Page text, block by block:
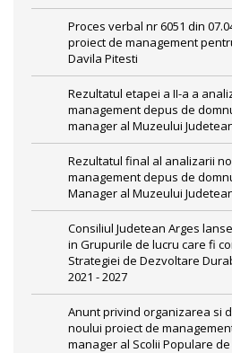
Proces verbal nr 6051 din
proiect de management
Davila Pitesti
Rezultatul etapei a II-a a
management depus de
manager al Muzeului
Rezultatul final al analizarii
management depus de
Manager al Muzeului
Consiliul Judetean Arges
in Grupurile de lucru care fi
Strategiei de Dezvoltare
2021 - 2027
Anunt privind organizarea si
noului proiect de
manager al Scolii Populare